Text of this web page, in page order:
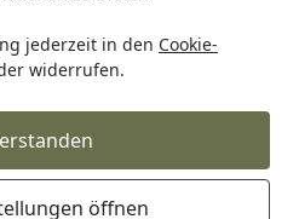
jederzeit in den Cookie-
widerrufen.
öffnen
& Werkzeuge
520 15Z